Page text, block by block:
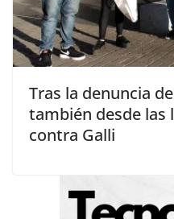
Tras la denuncia
también desde las
contra Galli